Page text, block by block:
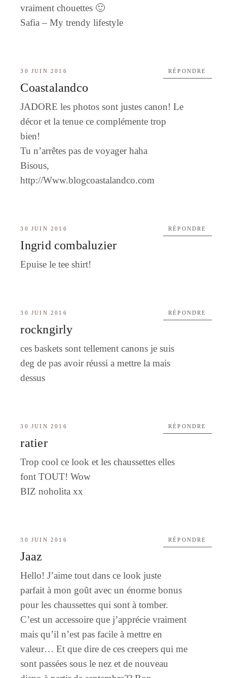
vraiment chouettes 🙂
Safia –My trendy lifestyle
30 JUIN 2016
Coastalandco
JADORE les photos sont justes canon! Le
décor et la tenue ce complémente trop
bien!
Tu n’arrêtes pas de voyager haha
Bisous,
http://Www.blogcoastalandco.com
RÉPONDRE
30 JUIN 2016
Ingrid combaluzier
Epuise le tee shirt!
RÉPONDRE
30 JUIN 2016
rockngirly
ces baskets sont tellement canons je suis
deg de pas avoir réussi a mettre la mais
dessus
RÉPONDRE
30 JUIN 2016
ratier
Trop cool ce look et les chaussettes elles
font TOUT! Wow
BIZ noholita xx
RÉPONDRE
30 JUIN 2016
Jaaz
Hello! J’aime tout dans ce look juste
parfait à mon goût avec un énorme bonus
pour les chaussettes qui sont à tomber.
C’est un accessoire que j’apprécie vraiment
mais qu’il n’est pas facile à mettre en
valeur… Et que dire de ces creepers qui me
sont passées sous le nez et de nouveau
RÉPONDRE